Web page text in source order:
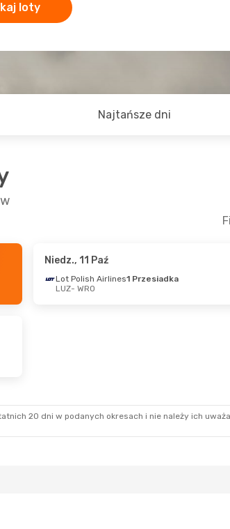
loty
Najtańsze dni
Niedz., 11 Paź
Lot Polish Airlines1 Przesiadka
LUZ- WRO
20 dni w podanych okresach i nie należy ich